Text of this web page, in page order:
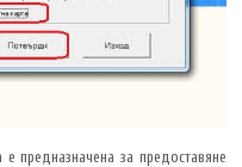
предназначена за предоставяне